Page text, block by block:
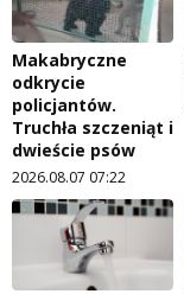
Makabryczne
odkrycie
policjantów.
Truchła szczeniąt i
dwieście psów
2026.08.07 07:22